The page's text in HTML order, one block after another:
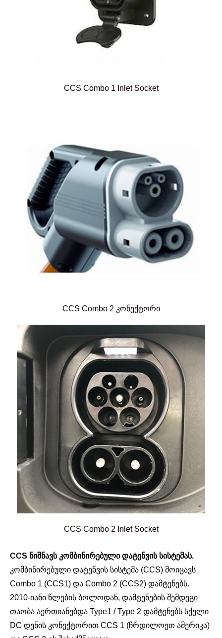
CCS Combo 1 Inlet Socket
CCS Combo 2 კონექტორი
CCS Combo 2 Inlet Socket
CCS ნიშნავს კომბინირებული დატენვის სისტემას.
კომბინირებული დატენვის სისტემა (CCS) მოიცავს
Combo 1 (CCS1) და Combo 2 (CCS2) დამტენებს.
2010-იანი წლების ბოლოდან, დამტენების შემდეგი
თაობა აერთიანებდა Type1 / Type 2 დამტენებს სქელი
DC დენის კონექტორით CCS 1 (ჩრდილოეთ ამერიკა)